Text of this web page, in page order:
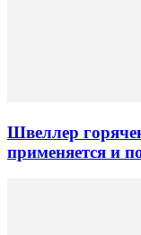
Швеллер
применяется и